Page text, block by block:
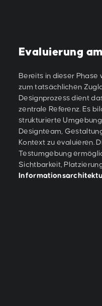
Evaluierung
Bereits in dieser Phase
zum tatsächlichen
Designprozess dient
zentrale Referenz. Es
strukturierte
Designteam,
Kontext zu evaluieren.
Testumgebung
Sichtbarkeit,